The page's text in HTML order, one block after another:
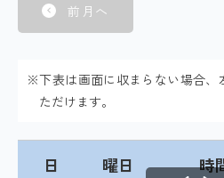
前月へ
※下表は画面に収まらない場合、
ただけます。
日 曜日 時